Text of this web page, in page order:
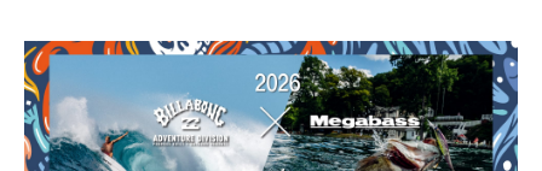
生。広大なオープンシャローを徘徊するモンスターを、ライ
ブベイトを凌ぐナチュラルインパクトで圧倒的なフィーディ
ングモードへと駆り立てます。
さらに、超高比重・小径タングステンバランサーを、3つ同